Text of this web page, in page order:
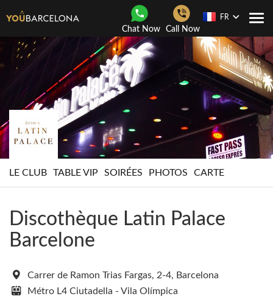
Chat Now Call Now
FR
LE CLUB TABLE VIP SOIRÉES PHOTOS CARTE
Discothèque Latin Palace
Barcelone
Carrer de Ramon Trias Fargas, 2-4, Barcelona
Métro L4 Ciutadella - Vila Olímpica